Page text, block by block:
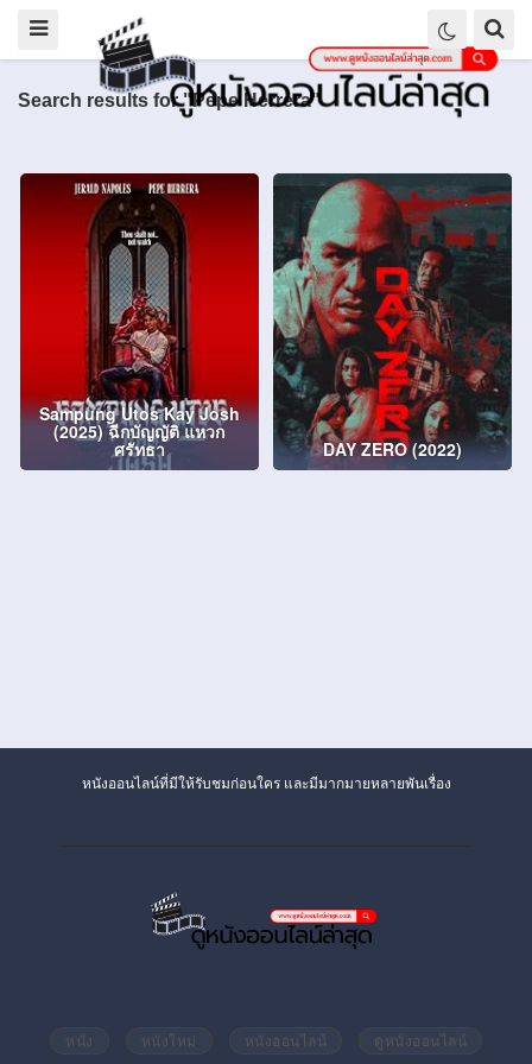
Search results for "Pepe Herrera"
Sampung Utos Kay Josh
(2025) ฉีกบัญญัติ แหวก
ศรัทธา DAY ZERO (2022)
หนังออนไลน์ที่มีให้รับชมก่อนใคร และมีมากมายหลายพันเรื่อง
หนัง หนังใหม่ หนังออนไลน์ ดูหนังออนไลน์